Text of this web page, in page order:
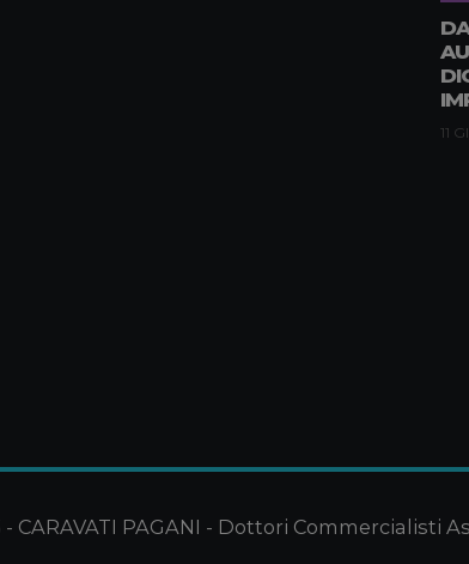
11
CARAVATI PAGANI - Dottori Commercialisti